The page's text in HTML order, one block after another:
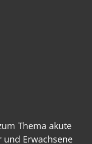
Thema akute
und Erwachsene